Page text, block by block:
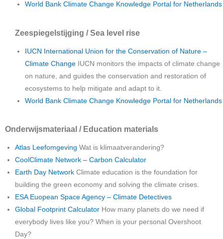
World Bank Climate Change Knowledge Portal for Netherlands
Zeespiegelstijging / Sea level rise
IUCN International Union for the Conservation of Nature –
Climate Change IUCN monitors the impacts of climate change
on nature, and guides the conservation and restoration of
ecosystems to help mitigate and adapt to it.
World Bank Climate Change Knowledge Portal for Netherlands
Onderwijsmateriaal / Education materials
Atlas Leefomgeving Wat is klimaatverandering?
CoolClimate Network – Carbon Calculator
Earth Day Network Climate education is the foundation for
building the green economy and solving the climate crises.
ESA Euopean Space Agency – Climate Detectives
Global Footprint Calculator How many planets do we need if
everybody lives like you? When is your personal Overshoot
Day?